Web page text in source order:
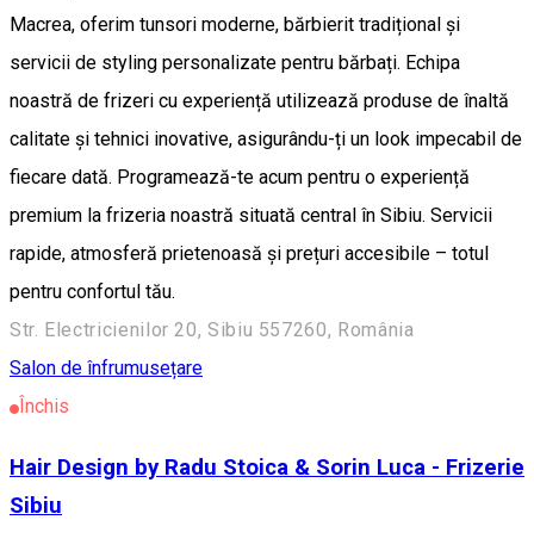
Macrea, oferim tunsori moderne, bărbierit tradițional și
servicii de styling personalizate pentru bărbați. Echipa
noastră de frizeri cu experiență utilizează produse de înaltă
calitate și tehnici inovative, asigurându-ți un look impecabil de
fiecare dată. Programează-te acum pentru o experiență
premium la frizeria noastră situată central în Sibiu. Servicii
rapide, atmosferă prietenoasă și prețuri accesibile – totul
pentru confortul tău.
Str. Electricienilor 20, Sibiu 557260, România
Salon de înfrumusețare
Închis
Hair Design by Radu Stoica & Sorin Luca - Frizerie
Sibiu